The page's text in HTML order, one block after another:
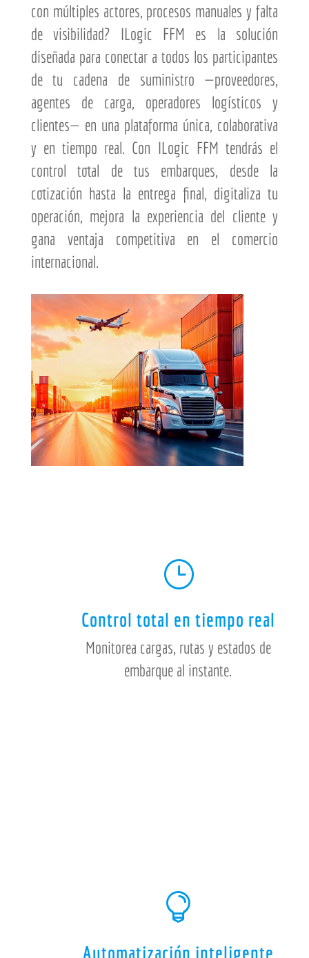
con múltiples actores, procesos manuales y falta
de visibilidad? ILogic FFM es la solución
diseñada para conectar a todos los participantes
de tu cadena de suministro —proveedores,
agentes de carga, operadores logísticos y
clientes— en una plataforma única, colaborativa
y en tiempo real. Con ILogic FFM tendrás el
control total de tus embarques, desde la
cotización hasta la entrega final, digitaliza tu
operación, mejora la experiencia del cliente y
gana ventaja competitiva en el comercio
internacional.
}
Control total en tiempo real
Monitorea cargas, rutas y estados de
embarque al instante.

Automatización inteligente